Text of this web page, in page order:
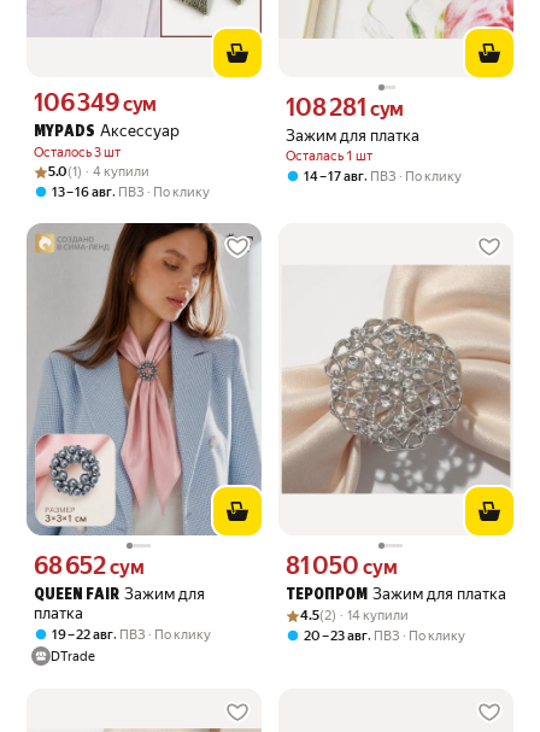
MYPADS Аксессуар
Осталось 3 шт
Цена 106349 сум вместо
106 349сум
Рейтинг товара: 5.0 из 5
Оценок: (1) · 4 купили
5.0(1) · 4 купили
13 – 16 авг, ПВЗ По клику
Зажим для платка
Осталась 1 шт
Цена 108281 сум вместо
108 281 сум
14 – 17 авг, ПВЗ По клику
QUEEN FAIR Зажим для
платка
Цена 68652 сум вместо
68 652сум
19 – 22 авг, ПВЗ
По клику
DTrade
ТЕРОПРОМ Зажим для платка
Цена 81050 сум вместо
81 050 сум
Рейтинг товара: 4.5 из 5
Оценок: (2) · 14 купили
4.5(2) · 14 купили
20 – 23 авг, ПВЗ По клику